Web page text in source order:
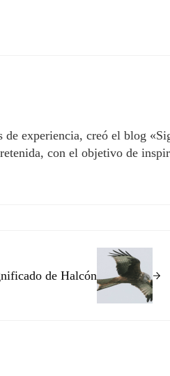
experiencia, creó el blog
con el objetivo de
de Halcón